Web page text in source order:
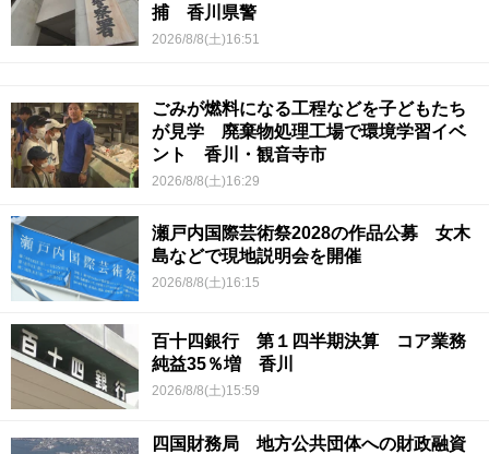
捕 香川県警
2026/8/8(土)16:51
ごみが燃料になる工程などを子どもたち
が見学 廃棄物処理工場で環境学習イベ
ント 香川・観音寺市
2026/8/8(土)16:29
瀬戸内国際芸術祭2028の作品公募 女木
島などで現地説明会を開催
2026/8/8(土)16:15
百十四銀行 第１四半期決算 コア業務
純益35％増 香川
2026/8/8(土)15:59
四国財務局 地方公共団体への財政融資